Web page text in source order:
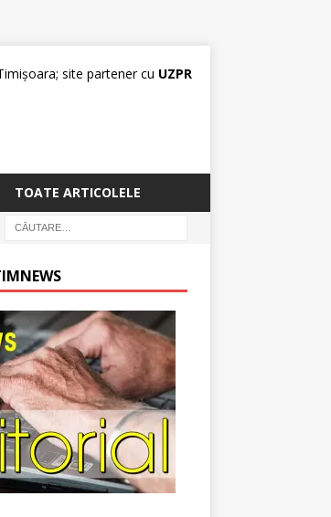
site partener cu UZPR
TOATE ARTICOLELE